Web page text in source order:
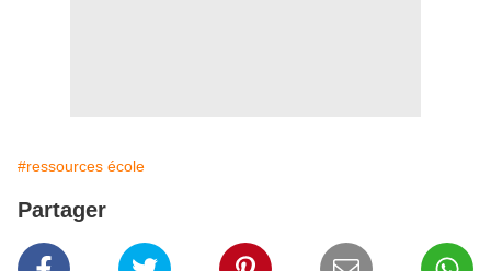
#ressources école
Partager